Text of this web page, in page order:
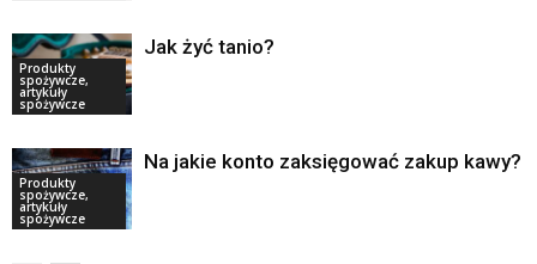
Produkty
spożywcze,
artykuły
spożywcze
Jak żyć tanio?
Produkty
spożywcze,
artykuły
spożywcze
Na jakie konto zaksięgować zakup kawy?